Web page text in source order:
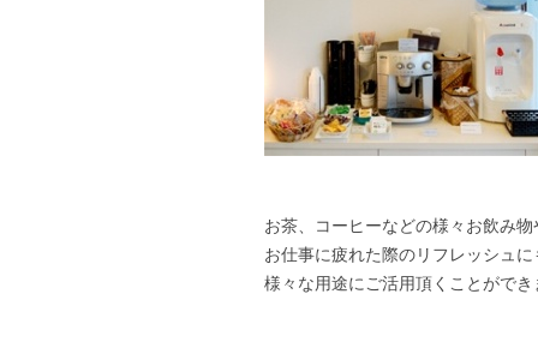
お茶、コーヒーなどの様々お飲み
お仕事に疲れた際のリフレッシュ
様々な用途にご活用頂くことができ